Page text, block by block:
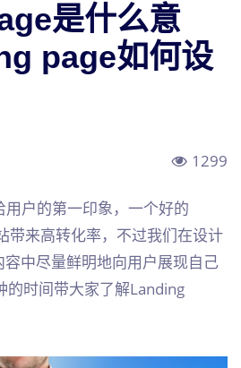
是什么意
page如何设
1299
用户的第一印象，一个好的
带来高转化率，不过我们在设计
中尽量鲜明地向用户展现自己
的时间带大家了解Landing